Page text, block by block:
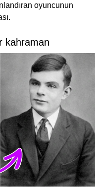
oyuncunun
kahraman